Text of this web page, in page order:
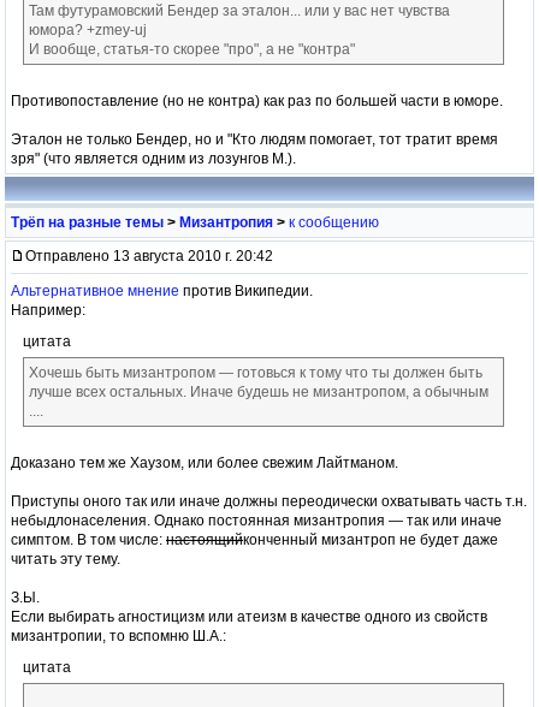
Там футурамовский Бендер за эталон... или у вас нет чувства
юмора? +zmey-uj
И вообще, статья-то скорее "про", а не "контра"
Противопоставление (но не контра) как раз по большей части в юморе.
Эталон не только Бендер, но и "Кто людям помогает, тот тратит время
зря" (что является одним из лозунгов М.).
Трёп на разные темы > Мизантропия > к сообщению
Отправлено 13 августа 2010 г. 20:42
Альтернативное мнение против Википедии.
Например:
цитата
Хочешь быть мизантропом — готовься к тому что ты должен быть
лучше всех остальных. Иначе будешь не мизантропом, а обычным
....
Доказано тем же Хаузом, или более свежим Лайтманом.
Приступы оного так или иначе должны переодически охватывать часть т.н.
небыдлонаселения. Однако постоянная мизантропия — так или иначе
симптом. В том числе: настоящийконченный мизантроп не будет даже
читать эту тему.
З.Ы.
Если выбирать агностицизм или атеизм в качестве одного из свойств
мизантропии, то вспомню Ш.А.:
цитата